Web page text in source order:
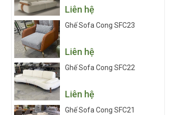
Liên hệ
Ghế Sofa Cong SFC23
Liên hệ
Ghế Sofa Cong SFC22
Liên hệ
Ghế Sofa Cong SFC21